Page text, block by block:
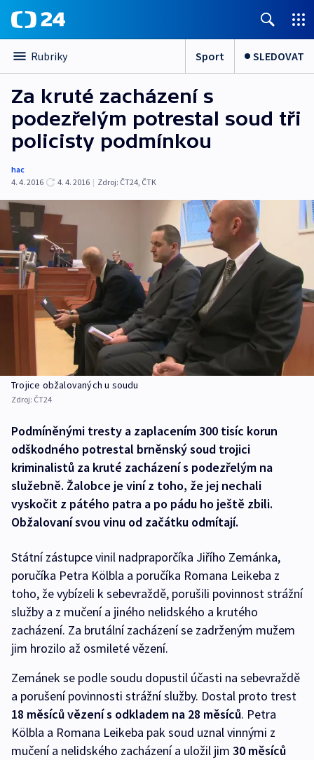
Rubriky Sport SLEDOVAT
Za kruté zacházení s
podezřelým potrestal soud tři
policisty podmínkou
hac
4. 4. 2016
4. 4. 2016 | Zdroj: ČT24, ČTK
Trojice obžalovaných u soudu
Zdroj: ČT24
Podmíněnými tresty a zaplacením 300 tisíc korun
odškodného potrestal brněnský soud trojici
kriminalistů za kruté zacházení s podezřelým na
služebně. Žalobce je viní z toho, že jej nechali
vyskočit z pátého patra a po pádu ho ještě zbili.
Obžalovaní svou vinu od začátku odmítají.
Státní zástupce vinil nadpraporčíka Jiřího Zemánka,
poručíka Petra Kölbla a poručíka Romana Leikeba z
toho, že vybízeli k sebevraždě, porušili povinnost strážní
služby a z mučení a jiného nelidského a krutého
zacházení. Za brutální zacházení se zadrženým mužem
jim hrozilo až osmileté vězení.
Zemánek se podle soudu dopustil účasti na sebevraždě
a porušení povinnosti strážní služby. Dostal proto trest
18 měsíců vězení s odkladem na 28 měsíců. Petra
Kölbla a Romana Leikeba pak soud uznal vinnými z
mučení a nelidského zacházení a uložil jim 30 měsíců